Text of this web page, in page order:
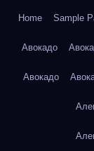
Home Sample
Авокадо
Авокадо